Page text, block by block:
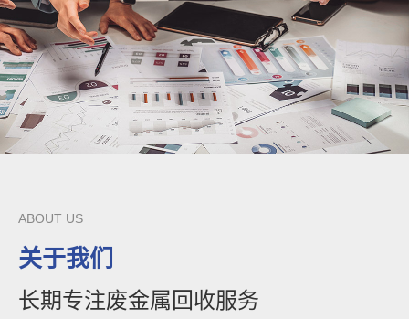
ABOUT US
关于我们
长期专注废金属回收服务